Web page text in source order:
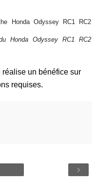
Honda Odyssey RC1 RC2
Honda Odyssey RC1 RC2
réalise un bénéfice sur
requises.
›